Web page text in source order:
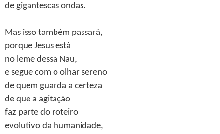
de gigantescas ondas.
Mas isso também passará,
porque Jesus está
no leme dessa Nau,
e segue com o olhar sereno
de quem guarda a certeza
de que a agitação
faz parte do roteiro
evolutivo da humanidade,